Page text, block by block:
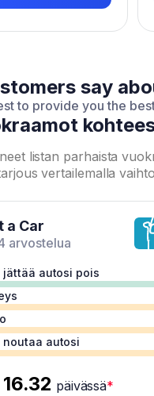
say
to provide you the
listan parhaista
vertailemalla
a Car
arvostelua
jättää autosi pois
noutaa autosi
päivässä*